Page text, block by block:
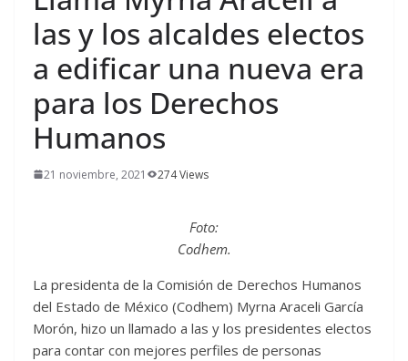
las y los alcaldes electos
a edificar una nueva era
para los Derechos
Humanos
21 noviembre, 2021 274 Views
Foto:
Codhem.
La presidenta de la Comisión de Derechos Humanos
del Estado de México (Codhem) Myrna Araceli García
Morón, hizo un llamado a las y los presidentes electos
para contar con mejores perfiles de personas